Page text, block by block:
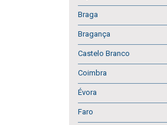
Braga
Bragança
Castelo Branco
Coimbra
Évora
Faro